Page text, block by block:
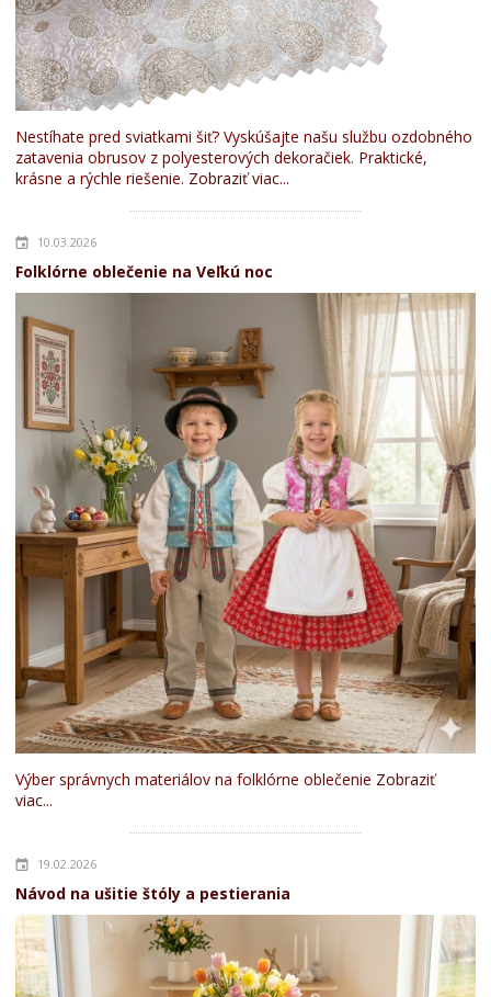
Nestíhate pred sviatkami šiť? Vyskúšajte našu službu ozdobného
zatavenia obrusov z polyesterových dekoračiek. Praktické,
krásne a rýchle riešenie. Zobraziť viac...
10.03.2026
Folklórne oblečenie na Veľkú noc
Výber správnych materiálov na folklórne oblečenie Zobraziť
viac...
19.02.2026
Návod na ušitie štóly a pestierania